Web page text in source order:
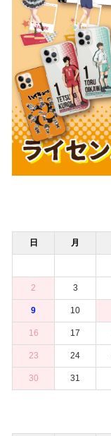
日 月
2 3
9 10
16 17
23 24
30 31